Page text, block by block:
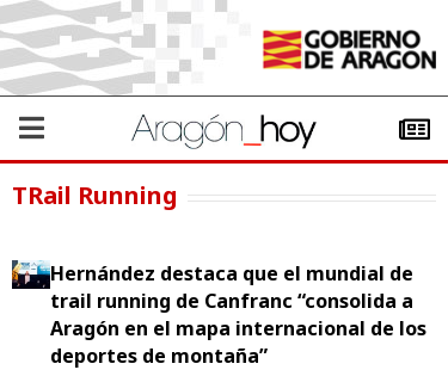
TRail Running
Hernández destaca que el mundial de
trail running de Canfranc “consolida a
Aragón en el mapa internacional de los
deportes de montaña”